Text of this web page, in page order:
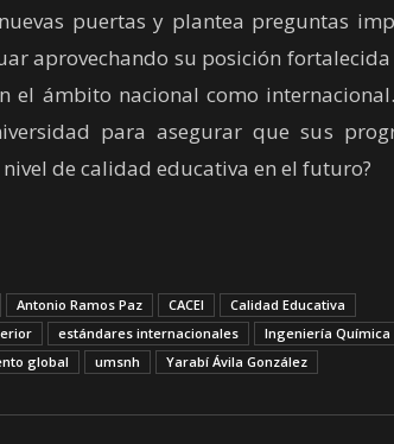
puertas y plantea preguntas
aprovechando su posición
el ámbito nacional como internacional.
para asegurar que sus
de calidad educativa en el futuro?
Antonio Ramos Paz CACEI
Calidad Educativa
estándares internacionales
Ingeniería Química
global umsnh Yarabí Ávila González